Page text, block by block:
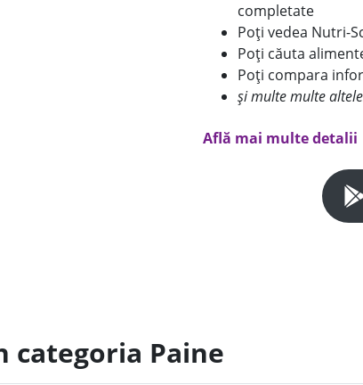
completate
Poți vedea Nutri-
Poți căuta
Poți compara
și multe multe
Află mai multe detalii
categoria Paine